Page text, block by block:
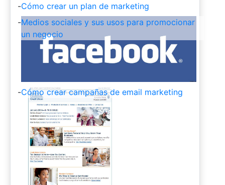
-Cómo crear un plan de marketing
-Medios sociales y sus usos para promocionar
un negocio
-Cómo crear campañas de email marketing